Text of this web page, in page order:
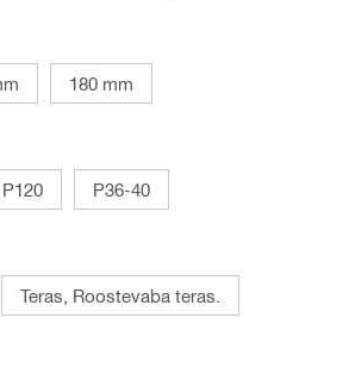
180 mm
P120 P36-40
Teras, Roostevaba teras.